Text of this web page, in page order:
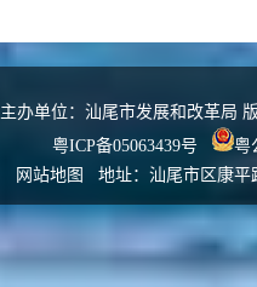
主办单位：汕尾市发展和改革局
粤ICP备05063439号
粤
网站地图
地址：汕尾市区康平